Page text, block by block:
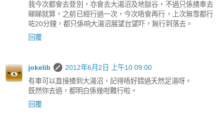
我今次都會去登別，亦會去大湯沼及地獄谷，不過只係揸車去
睇睇就算，之前已經行過一次，今次唔會再行，上次無雪都行
咗20分鐘，都只係响大湯沼展望台望吓，無行到落去。
回覆
jokelib
2012年6月2日 上午10:09:00
有車可以直接揸到大湯沼，記得唔好錯過天然足湯呀。
既然你去過，都明白係幾咁難行啦。
回覆